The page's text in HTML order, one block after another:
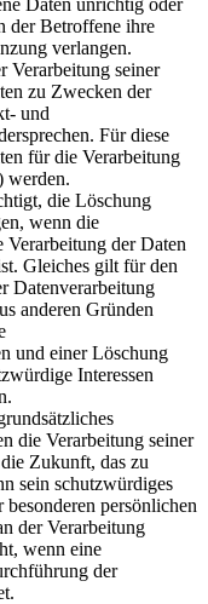
Daten unrichtig oder
der Betroffene ihre
verlangen.
Verarbeitung seiner
zu Zwecken der
und
Für diese
für die Verarbeitung
werden.
die Löschung
wenn die
der Daten
Gleiches gilt für den
Datenverarbeitung
anderen Gründen
und einer Löschung
Interessen
die Verarbeitung seiner
Zukunft, das zu
sein schutzwürdiges
persönlichen
der Verarbeitung
wenn eine
der